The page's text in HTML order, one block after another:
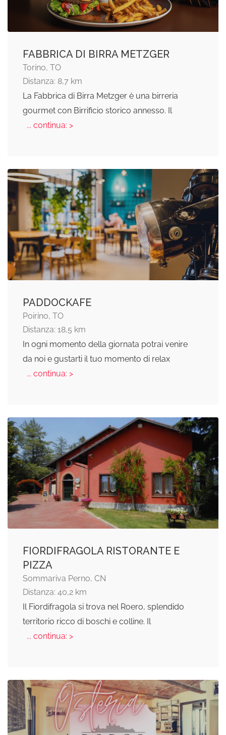
FABBRICA DI BIRRA METZGER
Torino, TO
Distanza: 8,7 km
La Fabbrica di Birra Metzger è una birreria
gourmet con Birrificio storico annesso. Il
... continua: >
PADDOCKAFE
Poirino, TO
Distanza: 18,5 km
In ogni momento della giornata potrai venire
da noi e gustarti il tuo momento di relax
... continua: >
FIORDIFRAGOLA RISTORANTE E
PIZZA
Sommariva Perno, CN
Distanza: 40,2 km
Il Fiordifragola si trova nel Roero, splendido
territorio ricco di boschi e colline. Il
... continua: >